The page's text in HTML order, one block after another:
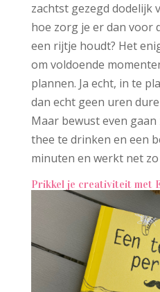
zachtst gezegd dodelijk
hoe zorg je er dan voor
een rijtje houdt? Het
om voldoende
plannen. Ja echt, in te
dan echt geen uren
Maar bewust even
thee te drinken en een
minuten en werkt net zo
Prikkel je creativiteit met